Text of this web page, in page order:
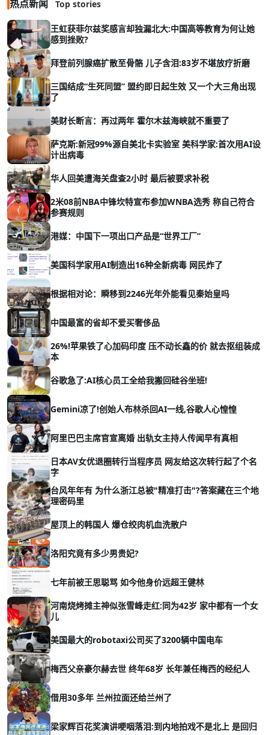
热点新闻 Top stories
王虹获菲尔兹奖感言却独漏北大:中国高等教育为何让她
感到挫败?
拜登前列腺癌扩散至骨骼 儿子含泪:83岁不堪放疗折磨
三国结成“生死同盟” 盟约即日起生效 又一个大三角出现
了
美财长断言：再过两年 霍尔木兹海峡就不重要了
萨克斯:新冠99%源自美北卡实验室 美科学家:首次用AI设
计出病毒
华人回美遭海关盘查2小时 最后被要求补税
2米08前NBA中锋坎特宣布参加WNBA选秀 称自己符合
参赛规则
港媒：中国下一项出口产品是“世界工厂”
美国科学家用AI制造出16种全新病毒 网民炸了
根据相对论：瞬移到2246光年外能看见秦始皇吗
中国最富的省却不爱买奢侈品
26%!苹果铁了心加码印度 压不动长鑫的价 就去抠组装成
本
谷歌急了:AI核心员工全给我搬回硅谷坐班!
Gemini凉了!创始人布林杀回AI一线,谷歌人心惶惶
阿里巴巴主席官宣离婚 出轨女主持人传闻早有真相
日本AV女优退圈转行当程序员 网友给这次转行起了个名
字
台风年年有 为什么浙江总被"精准打击"?答案藏在三个地
理密码里
屋顶上的韩国人 爆仓绞肉机血洗散户
洛阳究竟有多少男贵妃?
七年前被王思聪骂 如今他身价远超王健林
河南烧烤摊主神似张雪峰走红:同为42岁 家中都有一个女
儿
美国最大的robotaxi公司买了3200辆中国电车
梅西父亲豪尔赫去世 终年68岁 长年兼任梅西的经纪人
借用30多年 兰州拉面还给兰州了
梁家辉百花奖演讲哽咽落泪:到内地拍戏不是北上 是回归